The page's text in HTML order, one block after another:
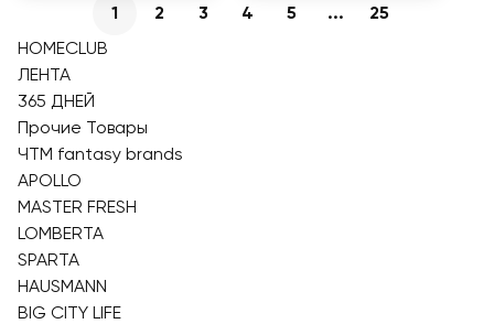
1 2 3 4 5 ...
25
HOMECLUB
ЛЕНТА
365 ДНЕЙ
Прочие Товары
ЧТМ fantasy brands
APOLLO
MASTER FRESH
LOMBERTA
SPARTA
HAUSMANN
BIG CITY LIFE